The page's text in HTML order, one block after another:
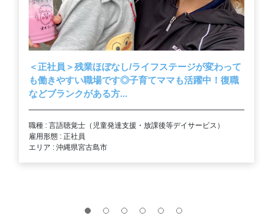
＜正社員＞残業ほぼなし/ライフステージが変わって
も働きやすい職場です◎子育てママも活躍中！復職
などブランクがある方...
職種 : 言語聴覚士（児童発達支援・放課後等デイサービス）
雇用形態 : 正社員
エリア : 沖縄県宮古島市